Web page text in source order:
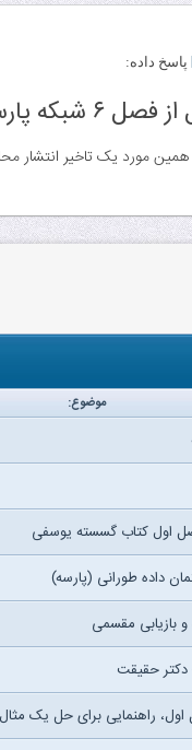
پاسخ داده:
۶ شبکه پارسه
همین مورد یک تاخیر انتشار
موضوع:
بازیابی مقسمی
دکتر حقیقت
اول، راهنمایی برای حل یک